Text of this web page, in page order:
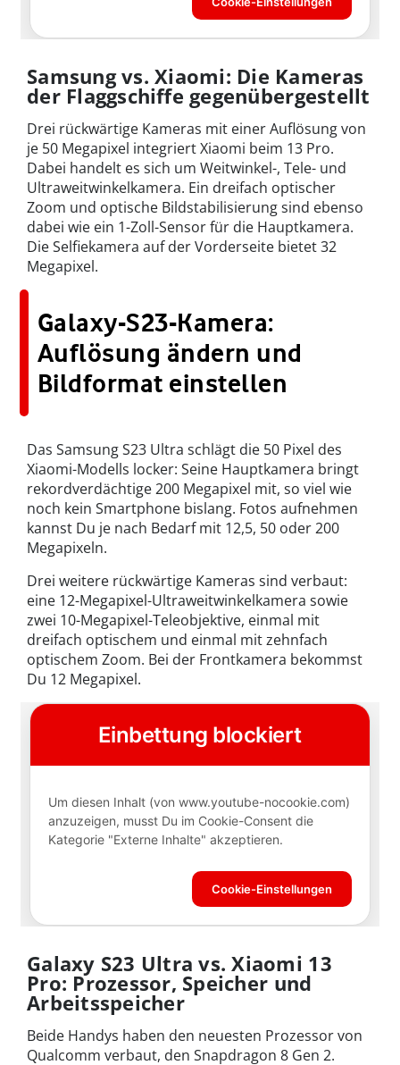
Samsung vs. Xiaomi: Die Kameras
der Flaggschiffe gegenübergestellt
Drei rückwärtige Kameras mit einer Auflösung von
je 50 Megapixel integriert Xiaomi beim 13 Pro.
Dabei handelt es sich um Weitwinkel-, Tele- und
Ultraweitwinkelkamera. Ein dreifach optischer
Zoom und optische Bildstabilisierung sind ebenso
dabei wie ein 1-Zoll-Sensor für die Hauptkamera.
Die Selfiekamera auf der Vorderseite bietet 32
Megapixel.
Galaxy-S23-Kamera:
Auflösung ändern und
Bildformat einstellen
Das Samsung S23 Ultra schlägt die 50 Pixel des
Xiaomi-Modells locker: Seine Hauptkamera bringt
rekordverdächtige 200 Megapixel mit, so viel wie
noch kein Smartphone bislang. Fotos aufnehmen
kannst Du je nach Bedarf mit 12,5, 50 oder 200
Megapixeln.
Drei weitere rückwärtige Kameras sind verbaut:
eine 12-Megapixel-Ultraweitwinkelkamera sowie
zwei 10-Megapixel-Teleobjektive, einmal mit
dreifach optischem und einmal mit zehnfach
optischem Zoom. Bei der Frontkamera bekommst
Du 12 Megapixel.
Galaxy S23 Ultra vs. Xiaomi 13
Pro: Prozessor, Speicher und
Arbeitsspeicher
Beide Handys haben den neuesten Prozessor von
Qualcomm verbaut, den Snapdragon 8 Gen 2.